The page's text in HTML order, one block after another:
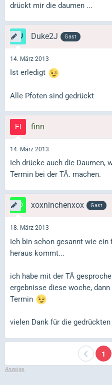
drückt mir die daumen ...
Duke2J Gast
14. März 2013
Ist erledigt
Alle Pfoten sind gedrückt
finn
14. März 2013
Ich drücke auch die Daumen,
Termin bei der TÄ. machen.
xoxninchenxox Gast
18. März 2013
Ich bin schon gesannt wie ein
heraus kommt...
ich habe mit der TÄ
ergebnisse diese woche,
Termin
vielen Dank für die
1